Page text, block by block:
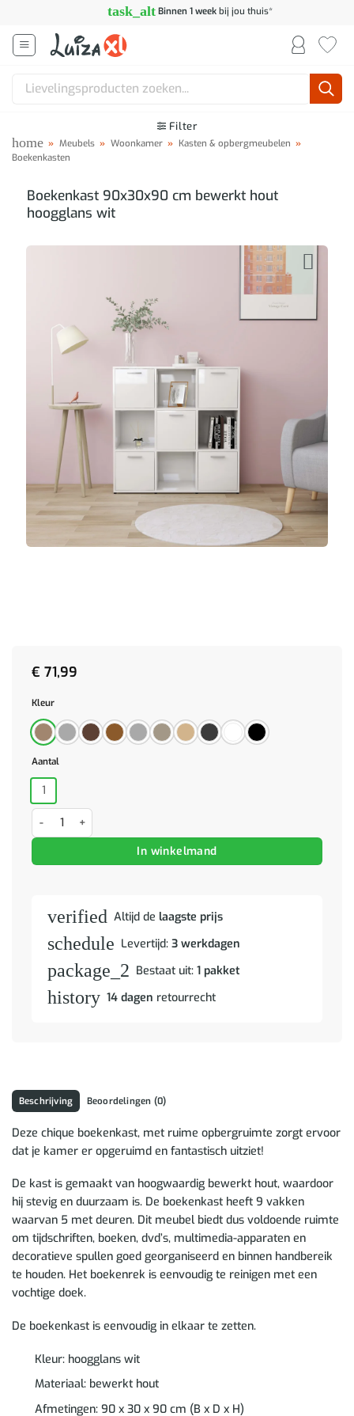
inhoud
task_alt Binnen 1 weekbij jou thuis*
Zoeken
Filter
home » Meubels » Woonkamer » Kasten & opbergmeubelen »
Boekenkasten
Boekenkast 90x30x90 cm bewerkt hout
hoogglans wit
€ 71,99
Kleur
Aantal
1
Boekenkast 90x30x90 cm bewerkt hout hoogglans wit aantal
In winkelmand
verified Altijd de laagste prijs
schedule Levertijd: 3 werkdagen
package_2 Bestaat uit: 1 pakket
history 14 dagen retourrecht
Beschrijving Beoordelingen (0)
Deze chique boekenkast, met ruime opbergruimte zorgt ervoor
dat je kamer er opgeruimd en fantastisch uitziet!
De kast is gemaakt van hoogwaardig bewerkt hout, waardoor
hij stevig en duurzaam is. De boekenkast heeft 9 vakken
waarvan 5 met deuren. Dit meubel biedt dus voldoende ruimte
om tijdschriften, boeken, dvd’s, multimedia-apparaten en
decoratieve spullen goed georganiseerd en binnen handbereik
te houden. Het boekenrek is eenvoudig te reinigen met een
vochtige doek.
De boekenkast is eenvoudig in elkaar te zetten.
Kleur: hoogglans wit
Materiaal: bewerkt hout
Afmetingen: 90 x 30 x 90 cm (B x D x H)